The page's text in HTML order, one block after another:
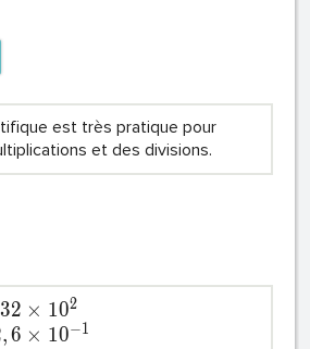
est très pratique pour
et des divisions.
32 × 102
,6 × 10−1